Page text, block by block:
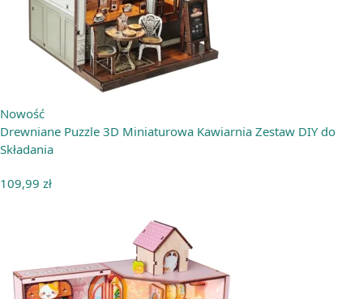
Nowość
Drewniane Puzzle 3D Miniaturowa Kawiarnia Zestaw DIY do
Składania
109,99 zł